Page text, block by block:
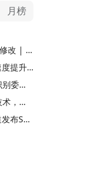
月榜
周报
官方认可
中会议
等领域
1699元。